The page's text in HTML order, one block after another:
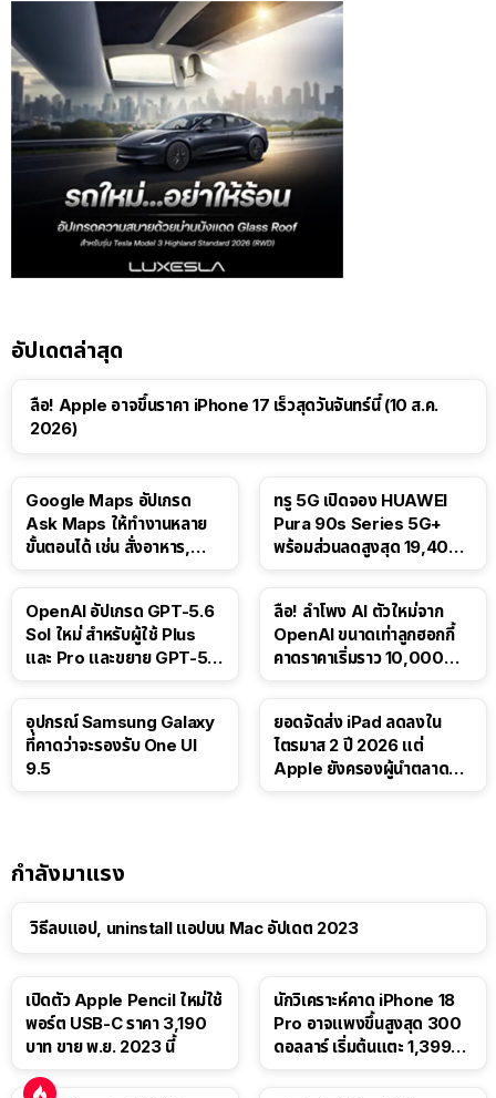
อัปเดตล่าสุด
ลือ! Apple อาจขึ้นราคา iPhone 17 เร็วสุดวันจันทร์นี้ (10 ส.ค.
2026)
Google Maps อัปเกรด
Ask Maps ให้ทำงานหลาย
ขั้นตอนได้ เช่น สั่งอาหาร,
ทรู 5G เปิดจอง HUAWEI
Pura 90s Series 5G+
พร้อมส่วนลดสูงสุด 19,400
OpenAI อัปเกรด GPT-5.6
Sol ใหม่ สำหรับผู้ใช้ Plus
และ Pro และขยาย GPT-5.6
ลือ! ลำโพง AI ตัวใหม่จาก
OpenAI ขนาดเท่าลูกฮอกกี้
คาดราคาเริ่มราว 10,000
อุปกรณ์ Samsung Galaxy
ที่คาดว่าจะรองรับ One UI
9.5
ยอดจัดส่ง iPad ลดลงใน
ไตรมาส 2 ปี 2026 แต่
Apple ยังครองผู้นำตลาด
กำลังมาแรง
วิธีลบแอป, uninstall แอปบน Mac อัปเดต 2023
เปิดตัว Apple Pencil ใหม่ใช้
พอร์ต USB-C ราคา 3,190
บาท ขาย พ.ย. 2023 นี้
นักวิเคราะห์คาด iPhone 18
Pro อาจแพงขึ้นสูงสุด 300
ดอลลาร์ เริ่มต้นแตะ 1,399